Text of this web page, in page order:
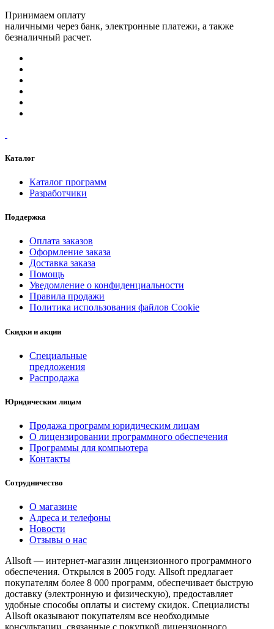
Принимаем оплату
наличными через банк, электронные платежи, а также
безналичный расчет.
Каталог
Каталог программ
Разработчики
Поддержка
Оплата заказов
Оформление заказа
Доставка заказа
Помощь
Уведомление о конфиденциальности
Правила продажи
Политика использования файлов Cookie
Скидки и акции
Специальные
предложения
Распродажа
Юридическим лицам
Продажа программ юридическим лицам
О лицензировании программного обеспечения
Программы для компьютера
Контакты
Сотрудничество
О магазине
Адреса и телефоны
Новости
Отзывы о нас
Allsoft — интернет-магазин лицензионного программного
обеспечения. Открылся в 2005 году. Allsoft предлагает
покупателям более 8 000 программ, обеспечивает быструю
доставку (электронную и физическую), предоставляет
удобные способы оплаты и систему скидок. Специалисты
Allsoft оказывают покупателям все необходимые